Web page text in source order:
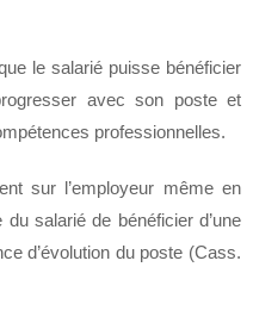
le salarié puisse bénéficier
avec son poste et
professionnelles.
sur l’employeur même en
salarié de bénéficier d’une
d’évolution du poste (Cass.